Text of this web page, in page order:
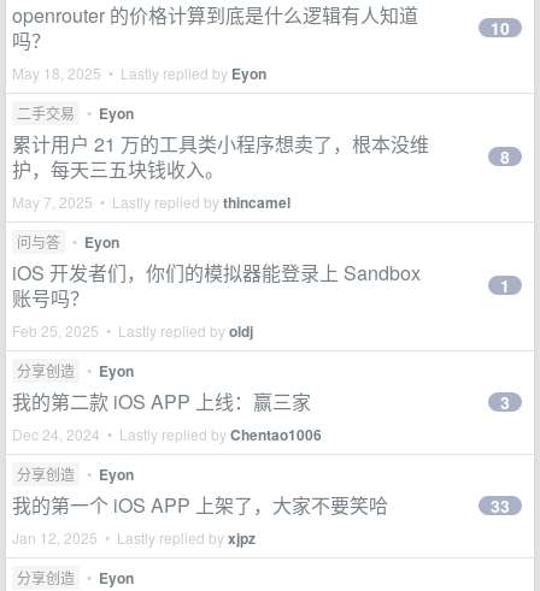
openrouter 的价格计算到底是什么逻辑有人知道
吗？
May 18, 2025 • Lastly replied by Eyon
10
二手交易 • Eyon
累计用户 21 万的工具类小程序想卖了，根本没维
护，每天三五块钱收入。
May 7, 2025 • Lastly replied bythincamel
8
问与答 • Eyon
iOS 开发者们，你们的模拟器能登录上 Sandbox
账号吗？
Feb 25, 2025 • Lastly replied byoldj
1
分享创造 • Eyon
我的第二款 iOS APP 上线：赢三家
Dec 24, 2024 • Lastly replied byChentao1006
3
分享创造 • Eyon
我的第一个 iOS APP 上架了，大家不要笑哈
Jan 12, 2025 • Lastly replied byxjpz
33
分享创造 • Eyon